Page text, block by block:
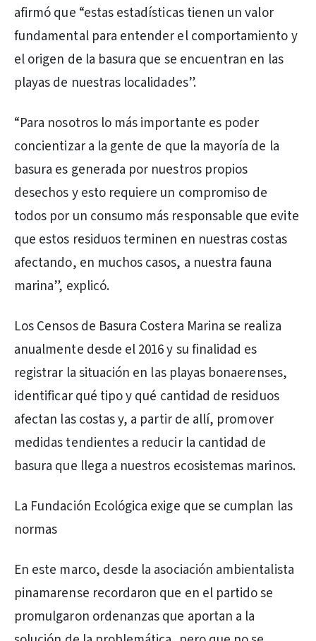
afirmó que “estas estadísticas tienen un valor
fundamental para entender el comportamiento y
el origen de la basura que se encuentran en las
playas de nuestras localidades”.
“Para nosotros lo más importante es poder
concientizar a la gente de que la mayoría de la
basura es generada por nuestros propios
desechos y esto requiere un compromiso de
todos por un consumo más responsable que evite
que estos residuos terminen en nuestras costas
afectando, en muchos casos, a nuestra fauna
marina”, explicó.
Los Censos de Basura Costera Marina se realiza
anualmente desde el 2016 y su finalidad es
registrar la situación en las playas bonaerenses,
identificar qué tipo y qué cantidad de residuos
afectan las costas y, a partir de allí, promover
medidas tendientes a reducir la cantidad de
basura que llega a nuestros ecosistemas marinos.
La Fundación Ecológica exige que se cumplan las
normas
En este marco, desde la asociación ambientalista
pinamarense recordaron que en el partido se
promulgaron ordenanzas que aportan a la